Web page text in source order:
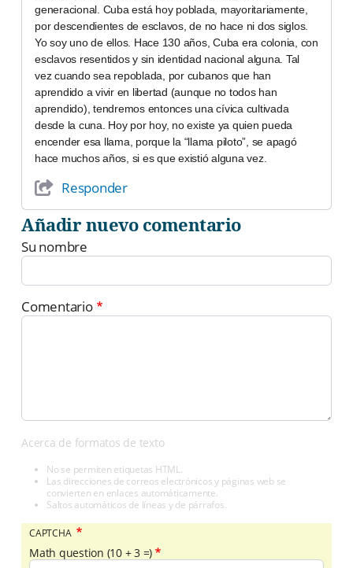
generacional. Cuba está hoy poblada, mayoritariamente,
por descendientes de esclavos, de no hace ni dos siglos.
Yo soy uno de ellos. Hace 130 años, Cuba era colonia, con
esclavos resentidos y sin identidad nacional alguna. Tal
vez cuando sea repoblada, por cubanos que han
aprendido a vivir en libertad (aunque no todos han
aprendido), tendremos entonces una cívica cultivada
desde la cuna. Hoy por hoy, no existe ya quien pueda
encender esa llama, porque la “llama piloto”, se apagó
hace muchos años, si es que existió alguna vez.
Responder
Añadir nuevo comentario
Su nombre
Comentario
Acerca de formatos de texto
No se permiten etiquetas HTML.
Las direcciones de correos electrónicos y páginas web se
convierten en enlaces automáticamente.
Saltos automáticos de líneas y de párrafos.
CAPTCHA
Math question (10 + 3 =)